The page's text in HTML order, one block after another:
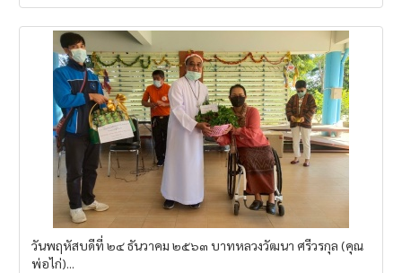
วันพฤหัสบดีที่ ๒๔ ธันวาคม ๒๕๖๓ บาทหลวงวัฒนา ศรีวรกุล (คุณ
พ่อไก่)...